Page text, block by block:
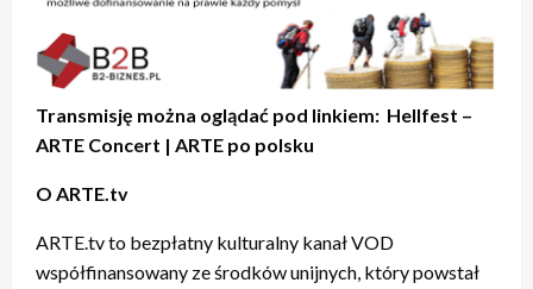
Transmisję można oglądać pod linkiem: Hellfest –
ARTE Concert | ARTE po polsku
O ARTE.tv
ARTE.tv to bezpłatny kulturalny kanał VOD
współfinansowany ze środków unijnych, który powstał